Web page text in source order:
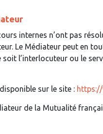
internes n’ont pas
Le Médiateur peut en
l’interlocuteur ou le
sur le site :
de la Mutualité